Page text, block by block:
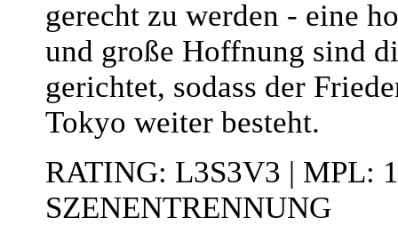
gerecht zu werden - eine
und große Hoffnung sind
gerichtet, sodass der
Tokyo weiter besteht.
RATING: L3S3V3 | MPL:
SZENENTRENNUNG